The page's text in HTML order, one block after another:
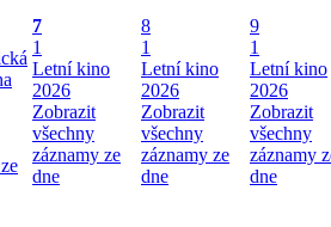
7
1
Letní kino
2026
Zobrazit
všechny
záznamy ze
dne
8
1
Letní kino
2026
Zobrazit
všechny
záznamy ze
dne
9
1
Letní kino
2026
Zobrazit
všechny
záznamy
dne